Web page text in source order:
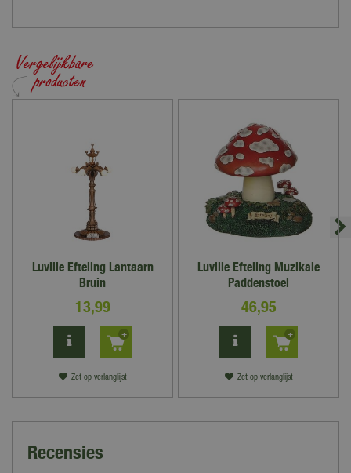
Luville Efteling Lantaarn
Bruin
13,99
Zet op verlanglijst
Luville Efteling Muzikale
Paddenstoel
46,95
Zet op verlanglijst
Recensies